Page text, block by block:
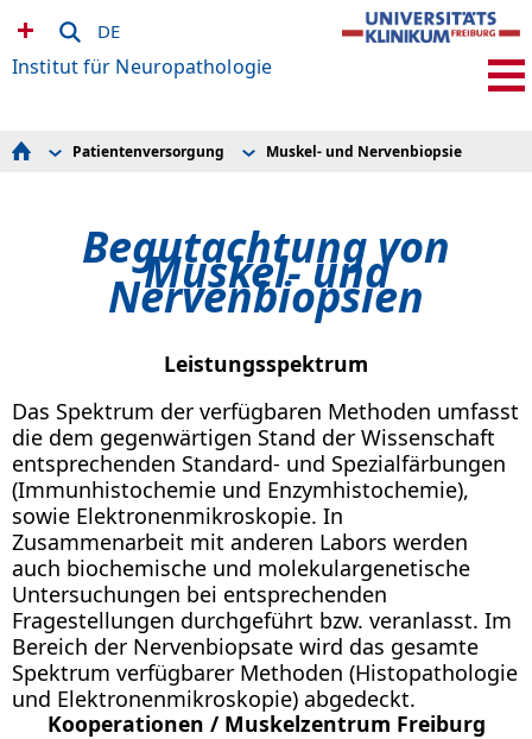
DE
Institut für Neuropathologie
MitarbeiterInnen
Veranstaltungen
So finden Sie uns
Zum Neurozentrum
Patientenversorgung
Autopsien / Qualitätskontrolle
Einsendeformulare und Informationen
Muskel- und Nervenbiopsie
Begutachtung von
Muskel- und
Nervenbiopsien
Leistungsspektrum
Das Spektrum der verfügbaren Methoden umfasst
die dem gegenwärtigen Stand der Wissenschaft
entsprechenden Standard- und Spezialfärbungen
(Immunhistochemie und Enzymhistochemie),
sowie Elektronenmikroskopie. In
Zusammenarbeit mit anderen Labors werden
auch biochemische und molekulargenetische
Untersuchungen bei entsprechenden
Fragestellungen durchgeführt bzw. veranlasst. Im
Bereich der Nervenbiopsate wird das gesamte
Spektrum verfügbarer Methoden (Histopathologie
und Elektronenmikroskopie) abgedeckt.
Kooperationen / Muskelzentrum Freiburg